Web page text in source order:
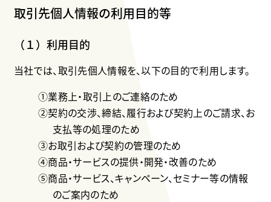
取引先個人情報の利用目的等
（１）利用目的
当社では、取引先個人情報を、以下の目的で利用します。
①業務上・取引上のご連絡のため
②契約の交渉、締結、履行および契約上のご請求、お
支払等の処理のため
③お取引および契約の管理のため
④商品・サービスの提供・開発・改善のため
⑤商品・サービス、キャンペーン、セミナー等の情報
のご案内のため